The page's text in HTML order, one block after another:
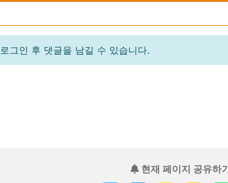
로그인 후 댓글을 남길 수 있습니다.
현재 페이지 공유하기